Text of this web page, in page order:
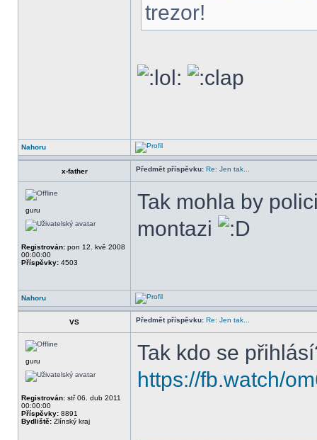
trezor!
Nahoru
x-father Předmět příspěvku: Re: Jen tak...
guru
Registrován: pon 12. kvě 2008
00:00:00
Příspěvky: 4503
Tak mohla by
montazi
Nahoru
VS Předmět příspěvku: Re: Jen tak...
guru
Registrován: stř 06. dub 2011
00:00:00
Příspěvky: 8891
Bydliště: Zlínský kraj
Tak kdo se
https://fb.watch/